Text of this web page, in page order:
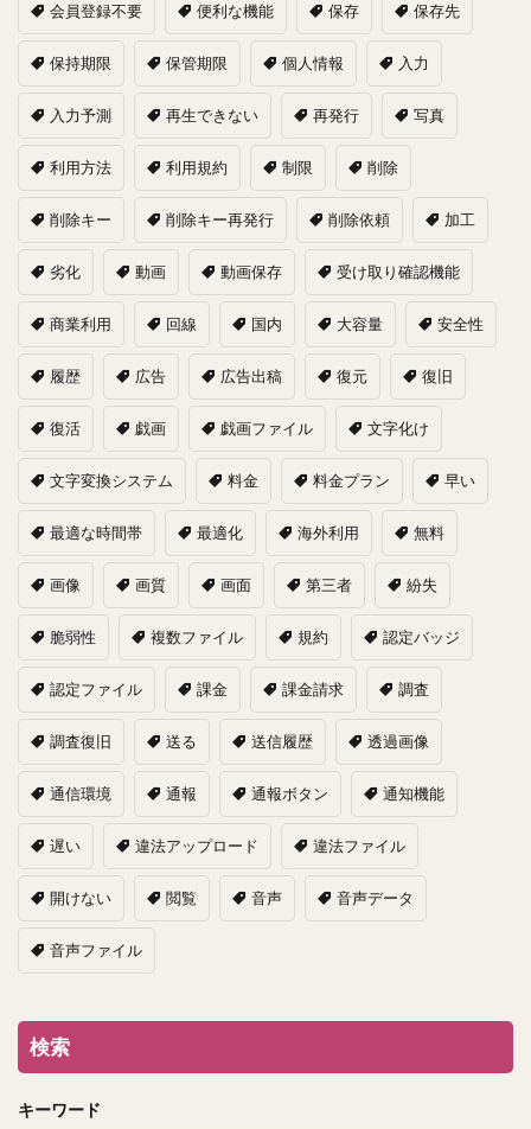
会員登録不要 便利な機能 保存 保存先
保持期限 保管期限 個人情報 入力
入力予測 再生できない 再発行 写真
利用方法 利用規約 制限 削除
削除キー 削除キー再発行 削除依頼 加工
劣化 動画 動画保存 受け取り確認機能
商業利用 回線 国内 大容量 安全性
履歴 広告 広告出稿 復元 復旧
復活 戯画 戯画ファイル 文字化け
文字変換システム 料金 料金プラン 早い
最適な時間帯 最適化 海外利用 無料
画像 画質 画面 第三者 紛失
脆弱性 複数ファイル 規約 認定バッジ
認定ファイル 課金 課金請求 調査
調査復旧 送る 送信履歴 透過画像
通信環境 通報 通報ボタン 通知機能
遅い 違法アップロード 違法ファイル
開けない 閲覧 音声 音声データ
音声ファイル
検索
キーワード